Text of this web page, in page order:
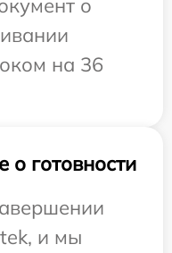
о
на 36
готовности
и мы